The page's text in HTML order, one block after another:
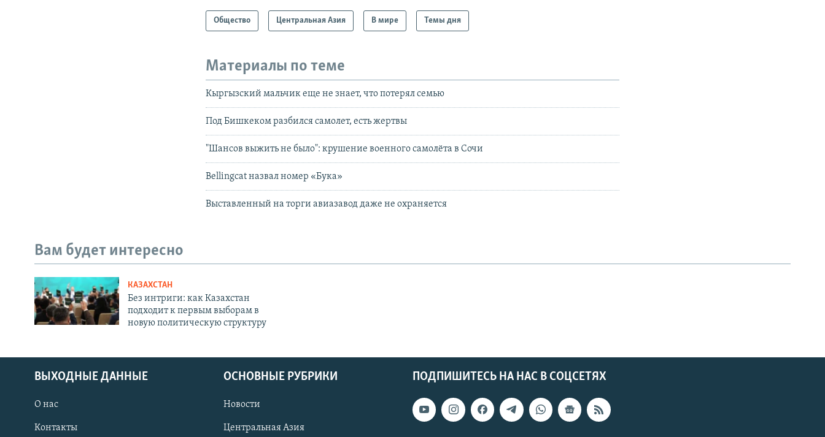
Общество Центральная Азия В мире Темы дня
Материалы по теме
Кыргызский мальчик еще не знает, что потерял семью
Под Бишкеком разбился самолет, есть жертвы
"Шансов выжить не было": крушение военного самолёта в Сочи
Bellingcat назвал номер «Бука»
Выставленный на торги авиазавод даже не охраняется
Вам будет интересно
КАЗАХСТАН
Без интриги: как Казахстан
подходит к первым выборам в
новую политическую структуру
ПОДПИШИТЕСЬ НА НАС В СОЦСЕТЯХ
ВЫХОДНЫЕ ДАННЫЕ
О нас
Контакты
ОСНОВНЫЕ РУБРИКИ
Новости
Центральная Азия